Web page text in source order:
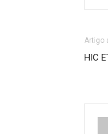
Artigo
HIC